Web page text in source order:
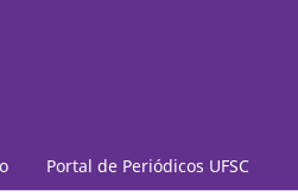
Portal de Periódicos UFSC